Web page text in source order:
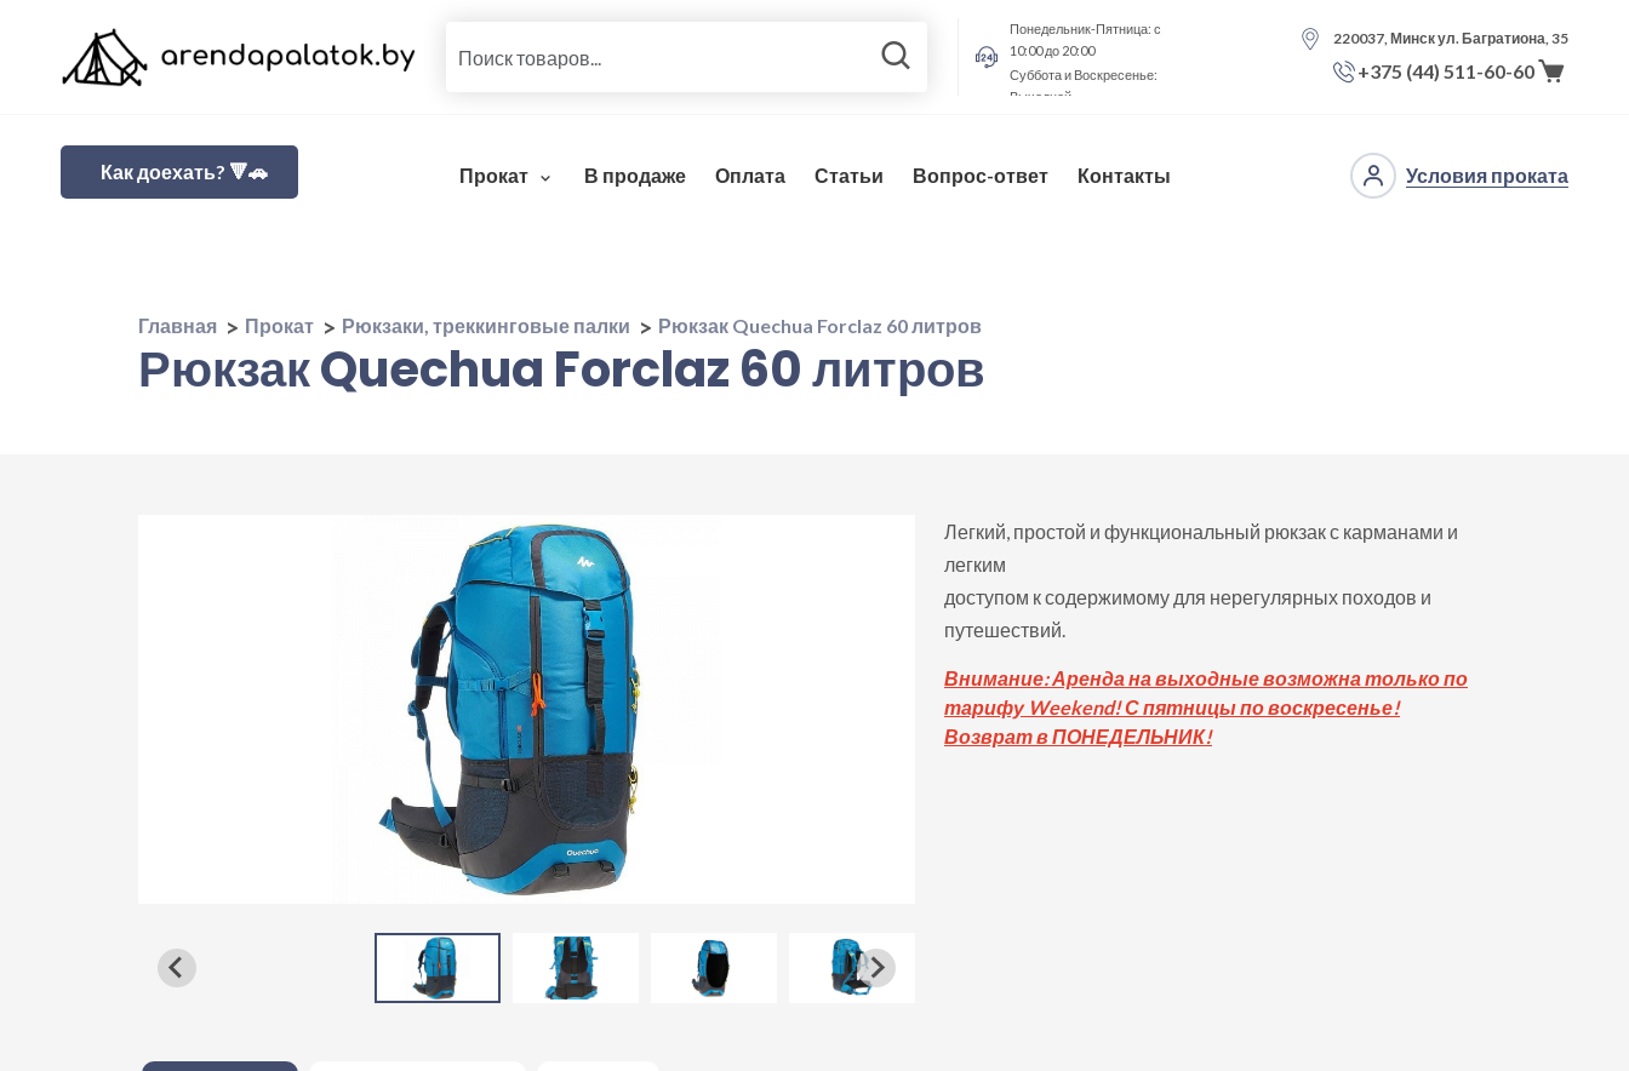
Понедельник-Пятница: с
10:00 до 20:00
Суббота и Воскресенье:
Выходной
220037, Минск ул. Багратиона, 35
+375 (44) 511-60-60
Как доехать? 🔻🚗 Прокат В продаже Оплата Статьи Вопрос-ответ Контакты Условия проката
Главная Прокат Рюкзаки, треккинговые палки Рюкзак Quechua Forclaz 60 литров
Рюкзак Quechua Forclaz 60 литров
Легкий, простой и функциональный рюкзак с карманами и
легким
доступом к содержимому для нерегулярных походов и
путешествий.
Внимание: Аренда на выходные возможна только по
тарифу Weekend! С пятницы по воскресенье!
Возврат в ПОНЕДЕЛЬНИК!